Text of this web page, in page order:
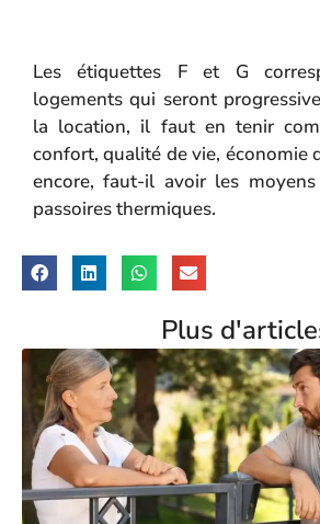
Les étiquettes F et G
logements qui seront
la location, il faut en tenir
confort, qualité de vie, économie
encore, faut-il avoir les
passoires thermiques.
Plus